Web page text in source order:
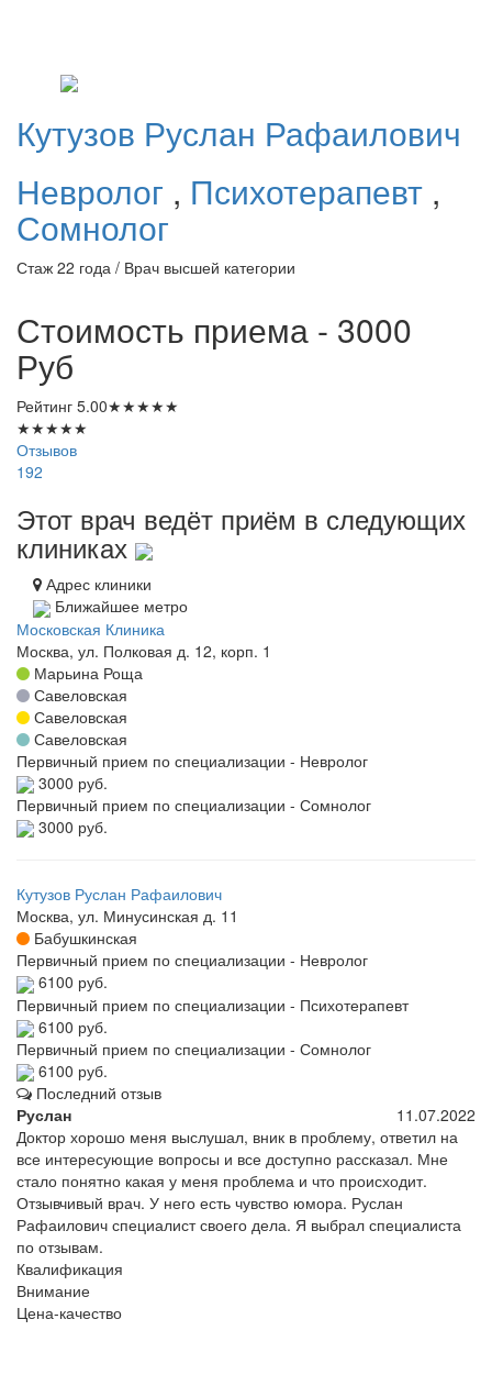
Кутузов Руслан Рафаилович
Невролог , Психотерапевт ,
Сомнолог
Стаж 22 года / Врач высшей категории
Стоимость приема - 3000
Руб
Рейтинг 5.00★★★★★
★★★★★
Отзывов
192
Этот врач ведёт приём в следующих
клиниках
Адрес клиники
Ближайшее метро
Московская Клиника
Москва, ул. Полковая д. 12, корп. 1
Марьина Роща
Савеловская
Савеловская
Савеловская
Первичный прием по специализации - Невролог
3000 руб.
Первичный прием по специализации - Сомнолог
3000 руб.
Кутузов Руслан Рафаилович
Москва, ул. Минусинская д. 11
Бабушкинская
Первичный прием по специализации - Невролог
6100 руб.
Первичный прием по специализации - Психотерапевт
6100 руб.
Первичный прием по специализации - Сомнолог
6100 руб.
Последний отзыв
Руслан
11.07.2022
Доктор хорошо меня выслушал, вник в проблему, ответил на
все интересующие вопросы и все доступно рассказал. Мне
стало понятно какая у меня проблема и что происходит.
Отзывчивый врач. У него есть чувство юмора. Руслан
Рафаилович специалист своего дела. Я выбрал специалиста
по отзывам.
Квалификация
Внимание
Цена-качество